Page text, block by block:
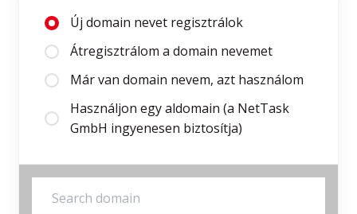
Új domain nevet regisztrálok
Átregisztrálom a domain nevemet
Már van domain nevem, azt használom
Használjon egy aldomain (a NetTask
GmbH ingyenesen biztosítja)